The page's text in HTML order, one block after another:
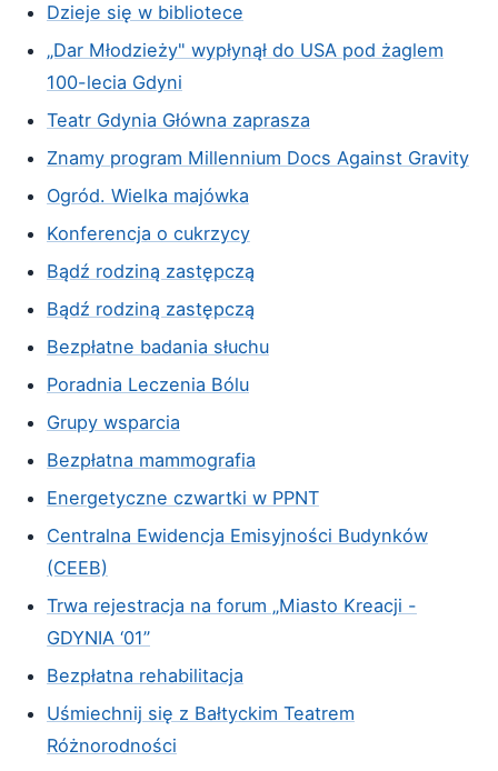
Dzieje się w bibliotece
„Dar Młodzieży" wypłynął do USA pod żaglem
100-lecia Gdyni
Teatr Gdynia Główna zaprasza
Znamy program Millennium Docs Against Gravity
Ogród. Wielka majówka
Konferencja o cukrzycy
Bądź rodziną zastępczą
Bądź rodziną zastępczą
Bezpłatne badania słuchu
Poradnia Leczenia Bólu
Grupy wsparcia
Bezpłatna mammografia
Energetyczne czwartki w PPNT
Centralna Ewidencja Emisyjności Budynków
(CEEB)
Trwa rejestracja na forum „Miasto Kreacji -
GDYNIA ‘01”
Bezpłatna rehabilitacja
Uśmiechnij się z Bałtyckim Teatrem
Różnorodności